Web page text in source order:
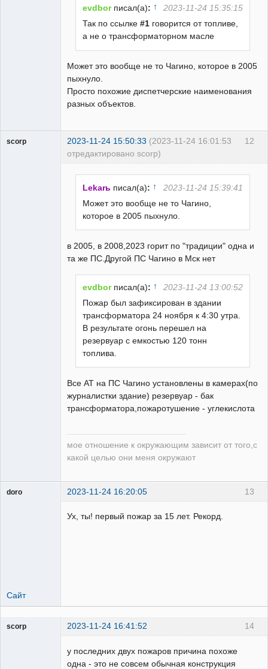
evdbor писал(а): ↑
2023-11-24 15:35:15
Так по ссылке#1 говорится от топливе,
а не о трансформаторном масле
Может это вообще не то Чагино, которое в 2005
пыхнуло.
Просто похожие диспетчерские наименования
разных объектов.
12
scorp 2023-11-24 15:50:33 (2023-11-24 16:01:53
отредактировано scorp)
Lekarь писал(а): ↑
2023-11-24 15:39:41
Может это вообще не то Чагино,
которое в 2005 пыхнуло.
в 2005, в 2008,2023 горит по "традиции" одна и
та же ПС.Другой ПС Чагино в Мск нет
evdbor писал(а): ↑
2023-11-24 13:00:52
Пожар был зафиксирован в здании
трансформатора 24 ноября к 4:30 утра.
В результате огонь перешел на
резервуар с емкостью 120 тонн
топлива.
Все АТ на ПС Чагино установлены в камерах(по
журналистки здание) резервуар - бак
трансформатора,пожаротушение - углекислота
мое отношение к окружающим зависит от того,с
какой целью они меня окружают
13
doro 2023-11-24 16:20:05
Ух, ты! первый пожар за 15 лет. Рекорд.
Сайт
14
scorp 2023-11-24 16:41:52
у последних двух пожаров причина похоже
одна - это не совсем обычная конструкция